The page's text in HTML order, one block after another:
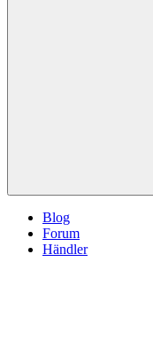
Blog
Forum
Händler